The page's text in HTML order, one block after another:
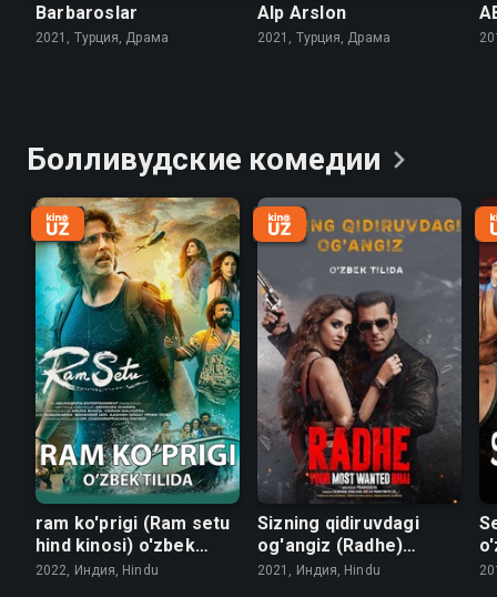
Barbaroslar
2021, Турция, Драма
Alp Arslon
2021, Турция, Драма
Болливудские комедии
ram ko'prigi (Ram setu
hind kinosi) o'zbek
tilida
2022, Индия, Hindu
Sizning qidiruvdagi
og'angiz (Radhe)
o'zbek tilida
2021, Индия, Hindu